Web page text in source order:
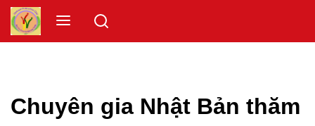
Skip
content
Menu
Chuyên gia Nhật Bản thăm